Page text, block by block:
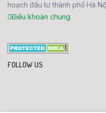
hoạch đầu tư thành phố Hà
Điều khoản chung
FOLLOW US